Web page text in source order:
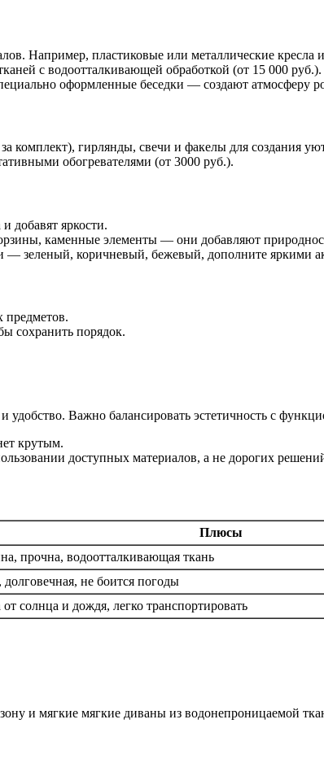
Например, пластиковые или металлические
с водоотталкивающей обработкой (от 15 000 руб.).
оформленные беседки — создают атмосферу
комплект), гирлянды, свечи и факелы для создания
обогревателями (от 3000 руб.).
добавят яркости.
каменные элементы — они добавляют
— зеленый, коричневый, бежевый, дополните яркими
предметов.
сохранить порядок.
Важно балансировать эстетичность с
крутым.
доступных материалов, а не дорогих
Плюсы
прочна, водоотталкивающая ткань
долговечная, не боится погоды
солнца и дождя, легко транспортировать
и мягкие мягкие диваны из водонепроницаемой